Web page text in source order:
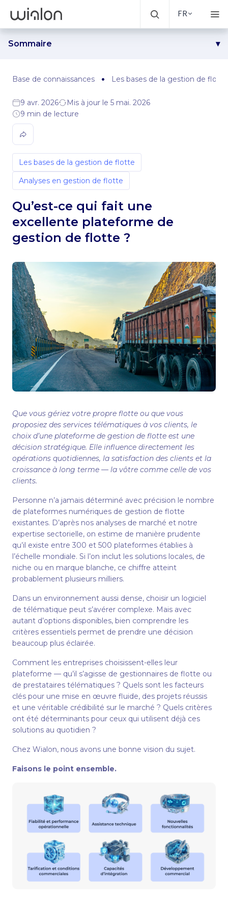
FR
Sommaire
Assistance technique
Tarification et conditions commerciales
Capacités d’intégration
Accompagnement au développement commercial
Et ce n’est qu’une partie de l’ensemble
Base de connaissances Les bases de la gestion de flotte
9 avr. 2026
Mis à jour le 5 mai. 2026
9 min de lecture
Les bases de la gestion de flotte
Analyses en gestion de flotte
Qu’est-ce qui fait une
excellente plateforme de
gestion de flotte ?
Que vous gériez votre propre flotte ou que vous
proposiez des services télématiques à vos clients, le
choix d’une plateforme de gestion de flotte est une
décision stratégique. Elle influence directement les
opérations quotidiennes, la satisfaction des clients et la
croissance à long terme — la vôtre comme celle de vos
clients.
Personne n’a jamais déterminé avec précision le nombre
de plateformes numériques de gestion de flotte
existantes. D’après nos analyses de marché et notre
expertise sectorielle, on estime de manière prudente
qu’il existe entre 300 et 500 plateformes établies à
l’échelle mondiale. Si l’on inclut les solutions locales, de
niche ou en marque blanche, ce chiffre atteint
probablement plusieurs milliers.
Dans un environnement aussi dense, choisir un logiciel
de télématique peut s’avérer complexe. Mais avec
autant d’options disponibles, bien comprendre les
critères essentiels permet de prendre une décision
beaucoup plus éclairée.
Comment les entreprises choisissent-elles leur
plateforme — qu’il s’agisse de gestionnaires de flotte ou
de prestataires télématiques ? Quels sont les facteurs
clés pour une mise en œuvre fluide, des projets réussis
et une véritable crédibilité sur le marché ? Quels critères
ont été déterminants pour ceux qui utilisent déjà ces
solutions au quotidien ?
Chez Wialon, nous avons une bonne vision du sujet.
Faisons le point ensemble.